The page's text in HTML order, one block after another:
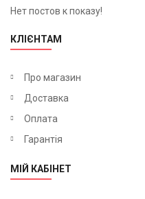
Нет постов к показу!
КЛІЄНТАМ
Про магазин
Доставка
Оплата
Гарантія
МІЙ КАБІНЕТ